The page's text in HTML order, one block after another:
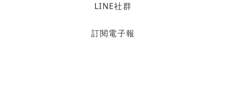
LINE社群
訂閱電子報